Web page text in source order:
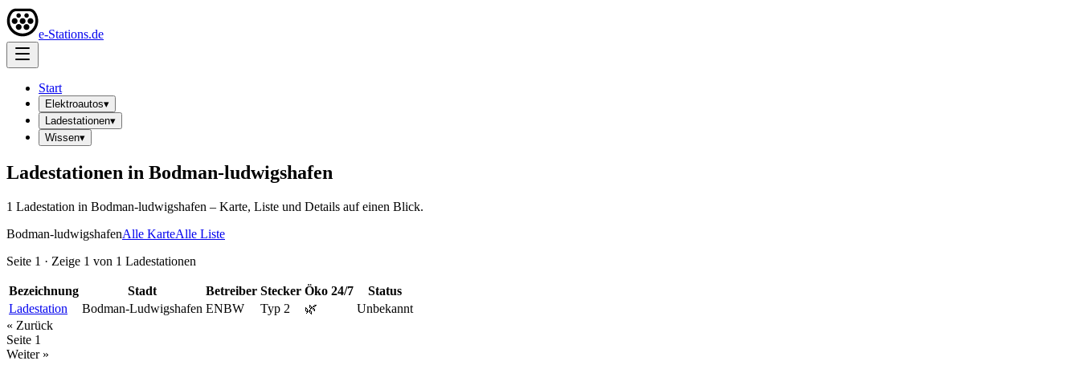
e-Stations.de
Start
Elektroautos▾
Ladestationen▾
Wissen▾
Ladestationen in Bodman-ludwigshafen
1 Ladestation in Bodman-ludwigshafen – Karte, Liste und Details auf einen Blick.
Bodman-ludwigshafenAlle KarteAlle Liste
Seite 1 · Zeige 1 von 1 Ladestationen
Bezeichnung Stadt Betreiber Stecker Öko 24/7
Status
Ladestation
Bodman-Ludwigshafen ENBW Typ 2 🌿
Unbekannt
« Zurück
Seite 1
Weiter »